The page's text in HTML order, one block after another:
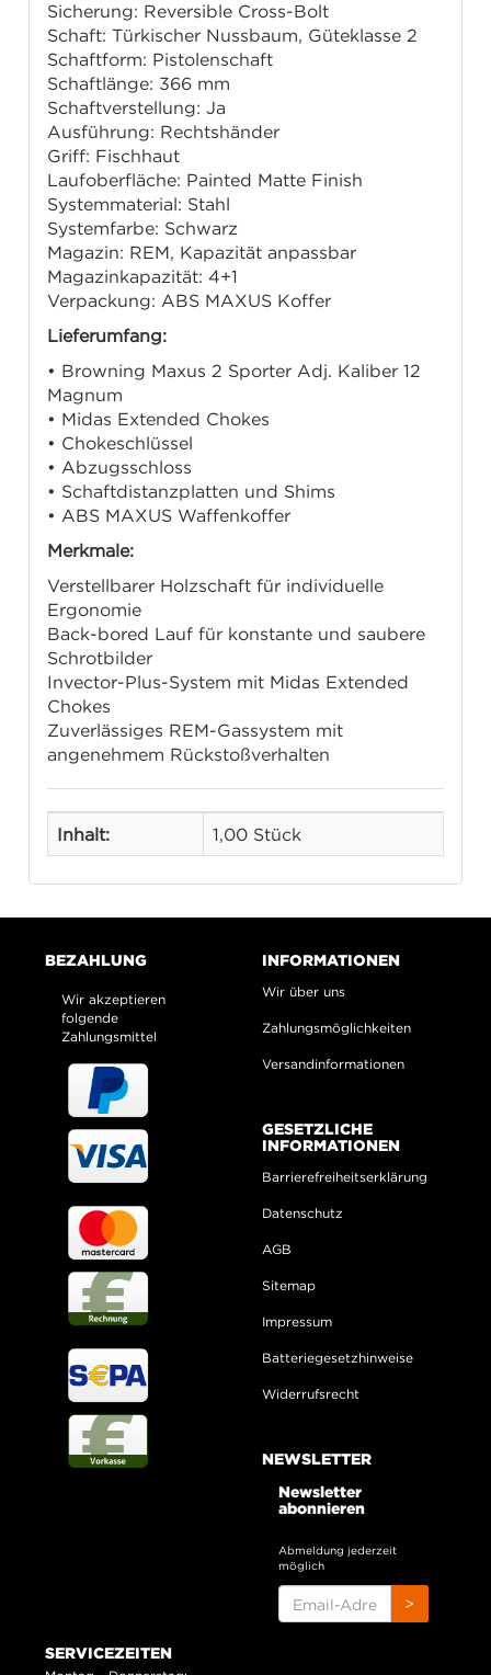
Sicherung: Reversible Cross-Bolt
Schaft: Türkischer Nussbaum, Güteklasse 2
Schaftform: Pistolenschaft
Schaftlänge: 366 mm
Schaftverstellung: Ja
Ausführung: Rechtshänder
Griff: Fischhaut
Laufoberfläche: Painted Matte Finish
Systemmaterial: Stahl
Systemfarbe: Schwarz
Magazin: REM, Kapazität anpassbar
Magazinkapazität: 4+1
Verpackung: ABS MAXUS Koffer
Lieferumfang:
• Browning Maxus 2 Sporter Adj. Kaliber 12
Magnum
• Midas Extended Chokes
• Chokeschlüssel
• Abzugsschloss
• Schaftdistanzplatten und Shims
• ABS MAXUS Waffenkoffer
Merkmale:
Verstellbarer Holzschaft für individuelle
Ergonomie
Back-bored Lauf für konstante und saubere
Schrotbilder
Invector-Plus-System mit Midas Extended
Chokes
Zuverlässiges REM-Gassystem mit
angenehmem Rückstoßverhalten
Inhalt: 1,00 Stück
BEZAHLUNG
Wir akzeptieren
folgende
Zahlungsmittel
INFORMATIONEN
Wir über uns
Zahlungsmöglichkeiten
Versandinformationen
GESETZLICHE
INFORMATIONEN
Barrierefreiheitserklärung
Datenschutz
AGB
Sitemap
Impressum
Batteriegesetzhinweise
Widerrufsrecht
NEWSLETTER
Newsletter
abonnieren
Abmeldung jederzeit
möglich
ADRESSE
>
SERVICEZEITEN